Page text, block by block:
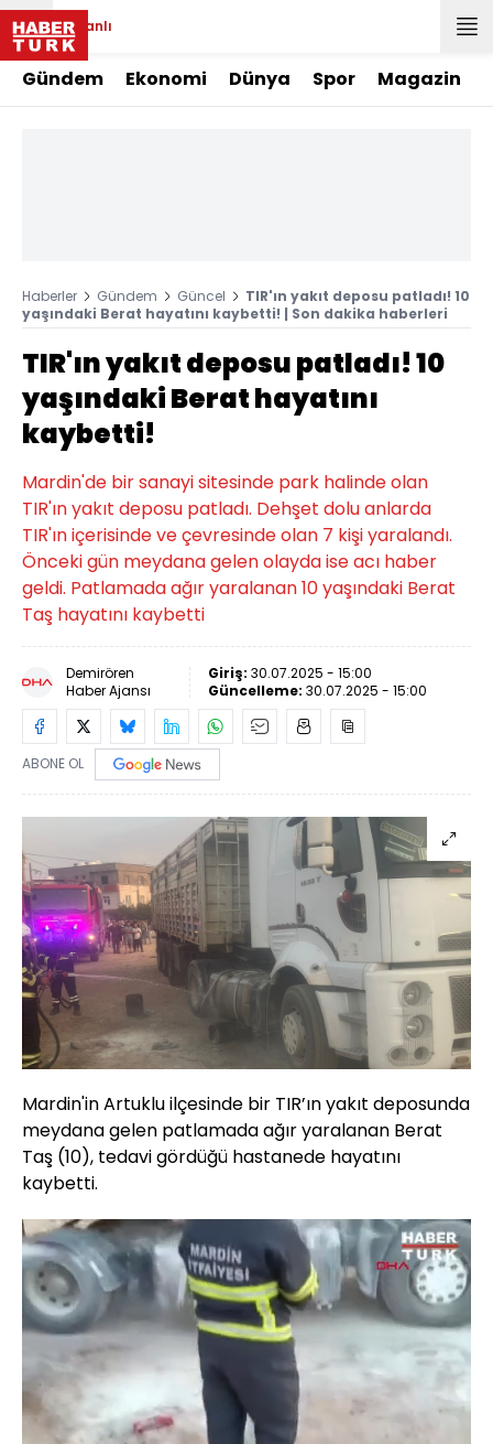
Canlı
Gündem Ekonomi Dünya Spor Magazin
Haberler Gündem Güncel
TIR'ın yakıt deposu patladı! 10
yaşındaki Berat hayatını kaybetti! | Son dakika haberleri
TIR'ın yakıt deposu patladı! 10
yaşındaki Berat hayatını
kaybetti!
Mardin'de bir sanayi sitesinde park halinde olan
TIR'ın yakıt deposu patladı. Dehşet dolu anlarda
TIR'ın içerisinde ve çevresinde olan 7 kişi yaralandı.
Önceki gün meydana gelen olayda ise acı haber
geldi. Patlamada ağır yaralanan 10 yaşındaki Berat
Taş hayatını kaybetti
Demirören
Haber Ajansı
Giriş: 30.07.2025 - 15:00
Güncelleme: 30.07.2025 - 15:00
ABONE OL
Mardin'in Artuklu ilçesinde bir TIR’ın yakıt deposunda
meydana gelen patlamada ağır yaralanan Berat
Taş (10), tedavi gördüğü hastanede hayatını
kaybetti.
Yüklendi:
39.19%